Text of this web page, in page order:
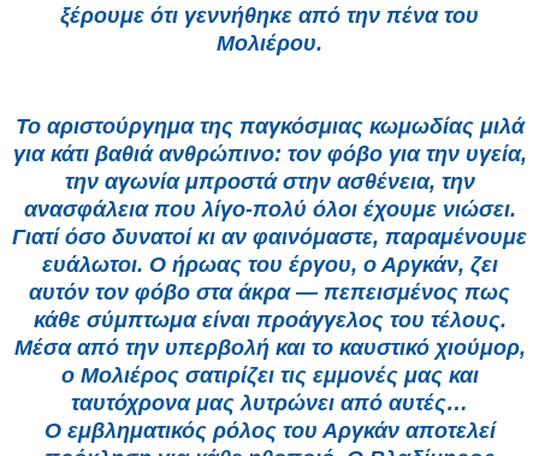
ξέρουμε ότι γεννήθηκε από την πένα του
Μολιέρου.
Το αριστούργημα της παγκόσμιας κωμωδίας μιλά
για κάτι βαθιά ανθρώπινο: τον φόβο για την υγεία,
την αγωνία μπροστά στην ασθένεια, την
ανασφάλεια που λίγο-πολύ όλοι έχουμε νιώσει.
Γιατί όσο δυνατοί κι αν φαινόμαστε, παραμένουμε
ευάλωτοι. Ο ήρωας του έργου, ο Αργκάν, ζει
αυτόν τον φόβο στα άκρα — πεπεισμένος πως
κάθε σύμπτωμα είναι προάγγελος του τέλους.
Μέσα από την υπερβολή και το καυστικό χιούμορ,
ο Μολιέρος σατιρίζει τις εμμονές μας και
ταυτόχρονα μας λυτρώνει από αυτές…
Ο εμβληματικός ρόλος του Αργκάν αποτελεί